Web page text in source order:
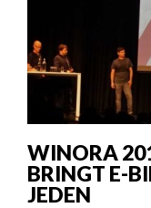
WINORA
BRINGT E-
JEDEN